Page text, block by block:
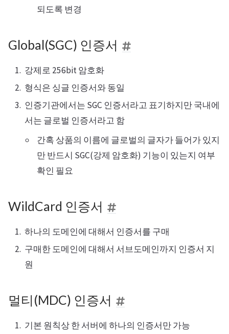
되도록 변경
Global(SGC) 인증서
강제로 256bit 암호화
형식은 싱글 인증서와 동일
인증기관에서는 SGC 인증서라고 표기하지만 국내에
서는 글로벌 인증서라고 함
간혹 상품의 이름에 글로벌의 글자가 들어가 있지
만 반드시 SGC(강제 암호화) 기능이 있는지 여부
확인 필요
WildCard 인증서
하나의 도메인에 대해서 인증서를 구매
구매한 도메인에 대해서 서브도메인까지 인증서 지
원
멀티(MDC) 인증서
기본 원칙상 한 서버에 하나의 인증서만 가능